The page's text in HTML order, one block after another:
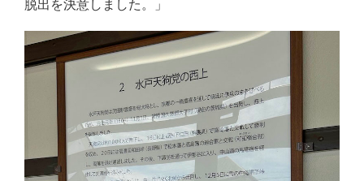
脱出を決意しました。」